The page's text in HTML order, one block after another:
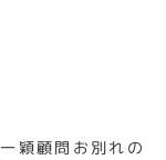
穎顧問お別れの